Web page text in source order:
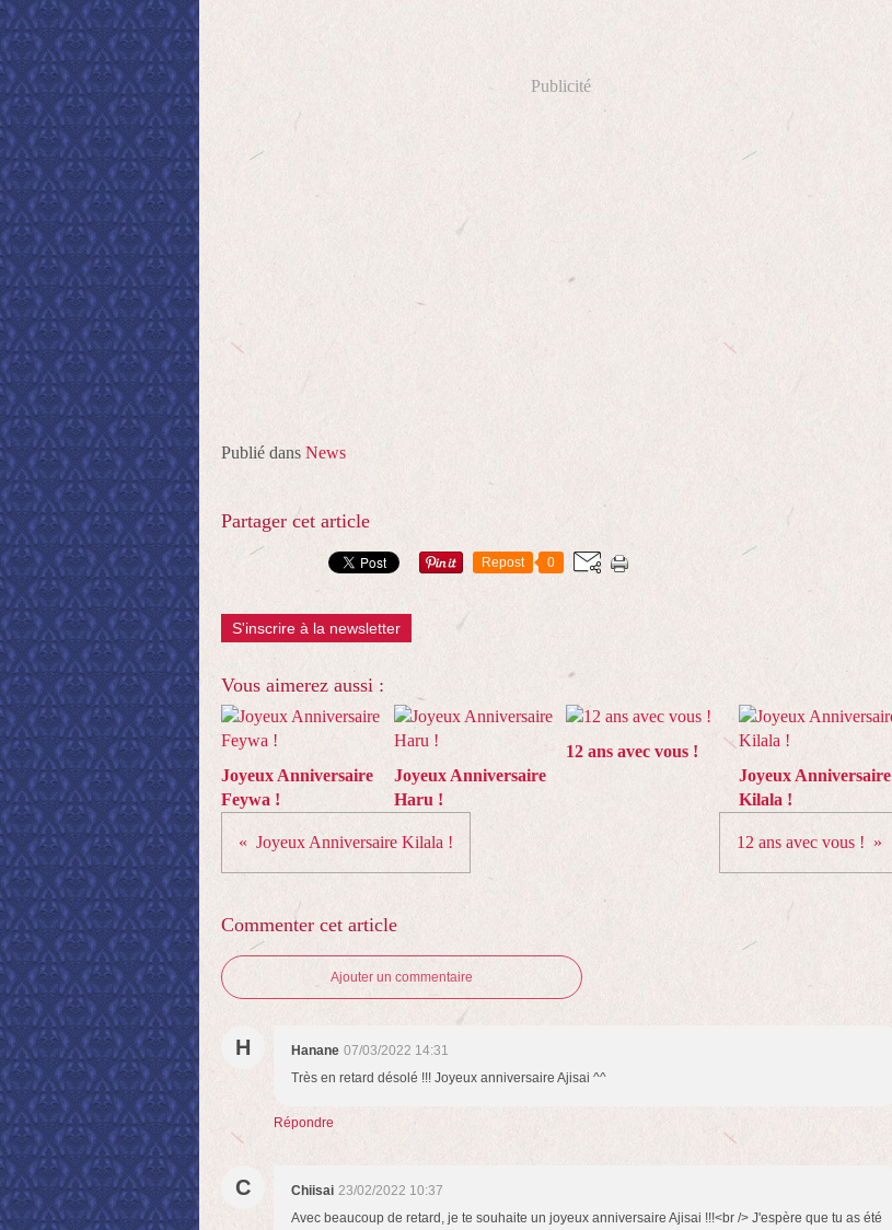
Publicité
Publié dans News
Partager cet article
Repost 0
S'inscrire à la newsletter
Vous aimerez aussi :
Joyeux Anniversaire
Feywa !
Joyeux Anniversaire
Haru !
12 ans avec vous !
Joyeux Anniversaire
Kilala !
Joyeux Anniversaire Kilala ! 12 ans avec vous !
Commenter cet article
Ajouter un commentaire
H Hanane 07/03/2022 14:31
Très en retard désolé !!! Joyeux anniversaire Ajisai ^^
Répondre
C Chiisai 23/02/2022 10:37
Avec beaucoup de retard, je te souhaite un joyeux anniversaire Ajisai !!!<br /> J'espère que tu as été